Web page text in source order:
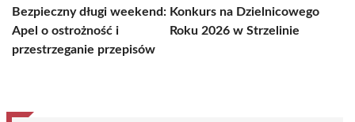
Bezpieczny długi weekend:
Apel o ostrożność i
przestrzeganie przepisów
Konkurs na Dzielnicowego
Roku 2026 w Strzelinie